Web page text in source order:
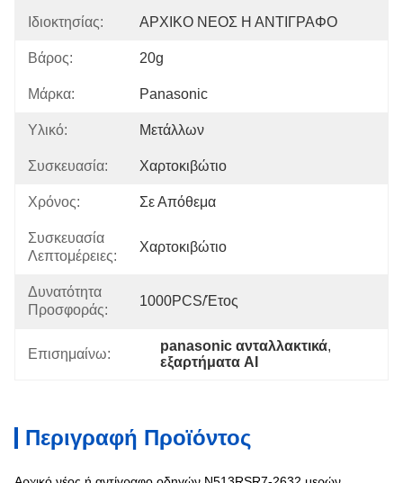
Ιδιοκτησίας: ΑΡΧΙΚΟ ΝΕΟΣ Η ΑΝΤΙΓΡΑΦΟ
Βάρος: 20g
Μάρκα: Panasonic
Υλικό: Μετάλλων
Συσκευασία: Χαρτοκιβώτιο
Χρόνος: Σε Απόθεμα
Συσκευασία
Λεπτομέρειες:
Χαρτοκιβώτιο
Δυνατότητα
Προσφοράς:
1000PCS/έτος
Επισημαίνω:
panasonic ανταλλακτικά,
εξαρτήματα AI
Περιγραφή Προϊόντος